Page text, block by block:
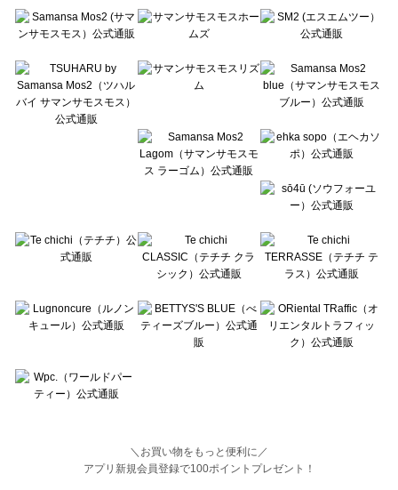
Te chichi（テチチ）のワンピース一覧
Te chichi CLASSIC（テチチ クラシック）のワンピース一覧
Lugnoncure（ルノンキュール）のワンピース一覧
BETTY'S BLUE（べティーズブルー）のワンピース一覧
Wpc.（ワールドパーティー）のワンピース一覧
＼お買い物をもっと便利に／
アプリ新規会員登録で100ポイントプレゼント！